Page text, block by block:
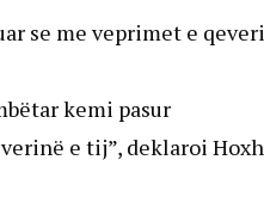
se me veprimet e
kemi pasur
e tij”, deklaroi